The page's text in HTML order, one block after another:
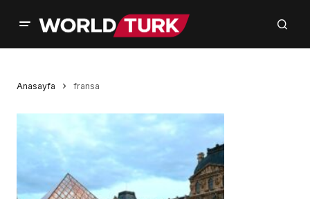
Anasayfa fransa